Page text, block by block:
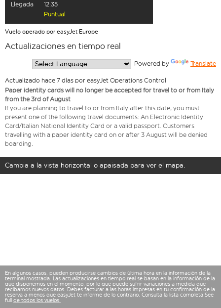
Llegada
12:35
Puntual
Vuelo operado por easyJet Europe
Actualizaciones en tiempo real
Powered by Translate
Actualizado hace 7 días por easyJet Operations Control
Paper identity cards will no longer be accepted for travel to or from Italy
from the 3rd of August
If you are planning to travel to or from Italy after this date, you must
present one of the following travel documents: An Electronic Identity
Card/Italian National Identity Card or a valid passport. Customers
travelling with a paper identity card on or after 3 August will be denied
boarding.
Cambia a la vista horizontal o apaisada para ver el mapa.
En algunos casos, pueden producirse cambios de última hora en la información de la
terminal mostrada. Las actualizaciones en tiempo real se basan en la información de la
que disponemos en el momento, por lo que puede sufrir variaciones a medida que
recibamos nuevos datos. Debes facturar a las horas impresas en tu confirmación de la
reserva a menos que easyJet te informe de lo contrario. Consulta la lista completa See
full de todos los vuelos.